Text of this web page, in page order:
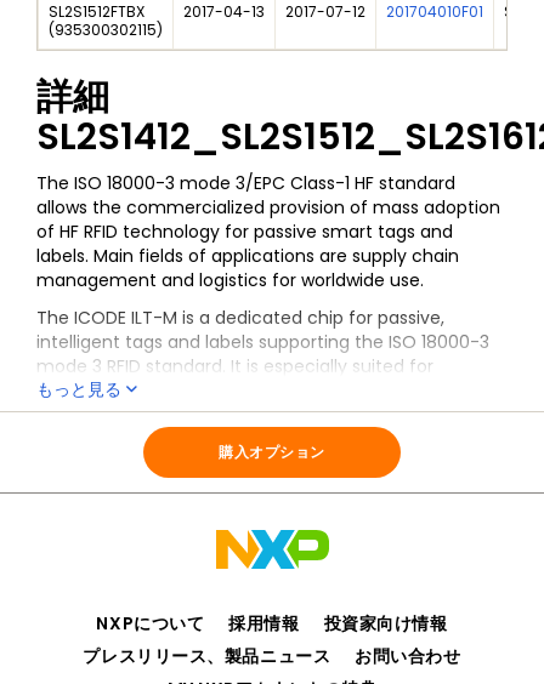
SL2S1512FTBX
(935300302115)
2017-04-13 2017-07-12 201704010F01
詳細
The ISO 18000-3 mode 3/EPC Class-1 HF standard
allows the commercialized provision of mass adoption
of HF RFID technology for passive smart tags and
labels. Main fields of applications are supply chain
management and logistics for worldwide use.
The ICODE ILT-M is a dedicated chip for passive,
intelligent tags and labels supporting the ISO 18000-3
mode 3 RFID standard. It is especially suited for
applications where reliable identification and high anti-
collision rates are required.
The ICODE ILT-M is a product out of the NXP
Semiconductors ICODE product family. The entire
ICODE product family offers anti-collision functionality.
This allows a reader to simultaneously operate multiple
labels/tags within its antenna field. A ICODE ILT-M
based label/tag requires no external power supply.
Its contactless interface generates the power supply
via the antenna circuit by inductive energy
transmission from the interrogator (reader), while the
もっと見る
SL2S1412_SL2S1512_SL2S1612
購入オプション
NXPについて 採用情報
投資家向け情報
プレスリリース、製品ニュース
お問い合わせ